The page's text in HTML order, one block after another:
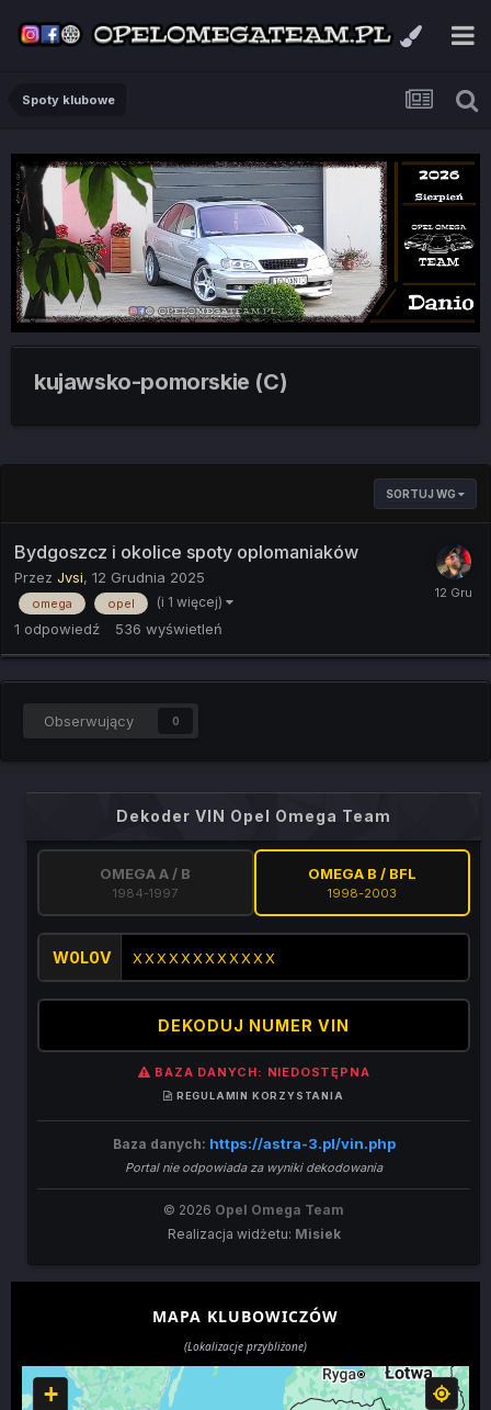
Spoty klubowe
kujawsko-pomorskie (C)
SORTUJ WG
Bydgoszcz i okolice spoty oplomaniaków
Przez Jvsi, 12 Grudnia 2025
omega opel (i 1 więcej)
1 odpowiedź 536 wyświetleń
Obserwujący 0
Dekoder VIN Opel Omega Team
OMEGA A / B
1984-1997
OMEGA B / BFL
1998-2003
W0L0V
DEKODUJ NUMER VIN
BAZA DANYCH: NIEDOSTĘPNA
REGULAMIN KORZYSTANIA
Baza danych: https://astra-3.pl/vin.php
Portal nie odpowiada za wyniki dekodowania
© 2026 Opel Omega Team
Realizacja widżetu: Misiek
MAPA KLUBOWICZÓW
(Lokalizacje przybliżone)
+